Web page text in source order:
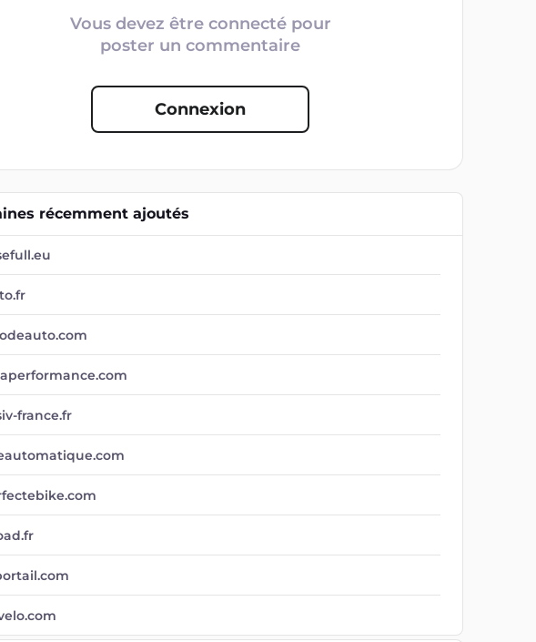
Vous devez être connecté pour
poster un commentaire
Connexion
récemment ajoutés
france.fr